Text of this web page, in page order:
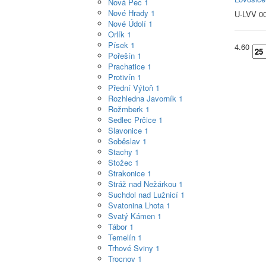
U-LVV
4.60
Nové Hrady 1
Nové Údolí 1
Orlík 1
Písek 1
Pořešín 1
Prachatice 1
Protivín 1
Přední Výtoň 1
Rozhledna Javorník 1
Rožmberk 1
Sedlec Prčice 1
Slavonice 1
Soběslav 1
Stachy 1
Stožec 1
Strakonice 1
Stráž nad Nežárkou 1
Suchdol nad Lužnicí 1
Svatonina Lhota 1
Svatý Kámen 1
Tábor 1
Temelín 1
Trhové Sviny 1
Trocnov 1